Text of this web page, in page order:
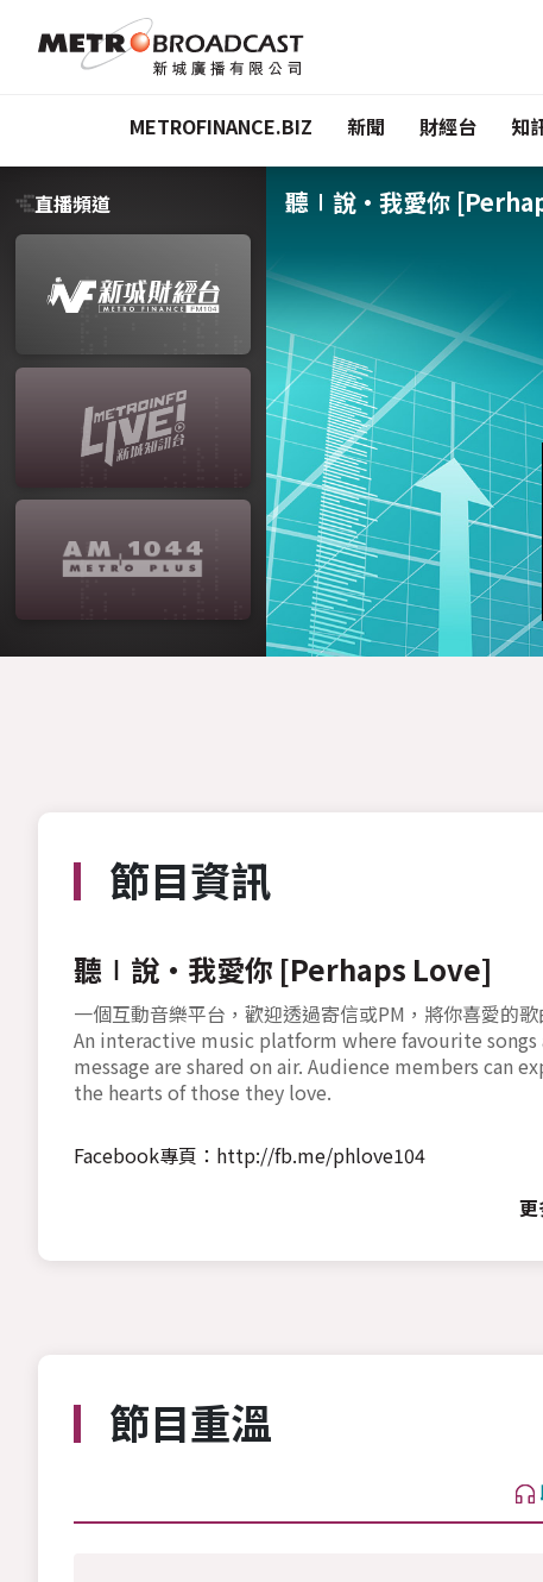
METROFINANCE.BIZ 新聞 財經台 知
直播頻道 聽∣說•我愛你
節目資訊
聽∣說•我愛你 [Perhaps Love]
一個互動音樂平台，歡迎透過寄信或PM，將你喜愛的
An interactive music platform where favourite
message are shared on air. Audience members can
the hearts of those they love.
Facebook專頁： http://fb.me/phlove104
更
節目重溫